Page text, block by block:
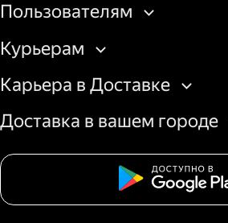
Пользователям
Курьерам
Карьера в Доставке
Доставка в вашем городе